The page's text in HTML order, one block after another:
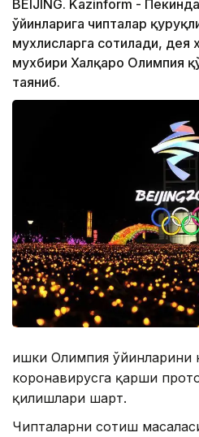
BEIJING. Kazinform -
ўйинларига чипталар
мухлисларга сотилади, дея
мухбири Халқаро Олимпия
таяниб.
Қишки Олимпия ўйинларини
коронавирусга қарши
қилишлари шарт.
Чипталарни сотиш